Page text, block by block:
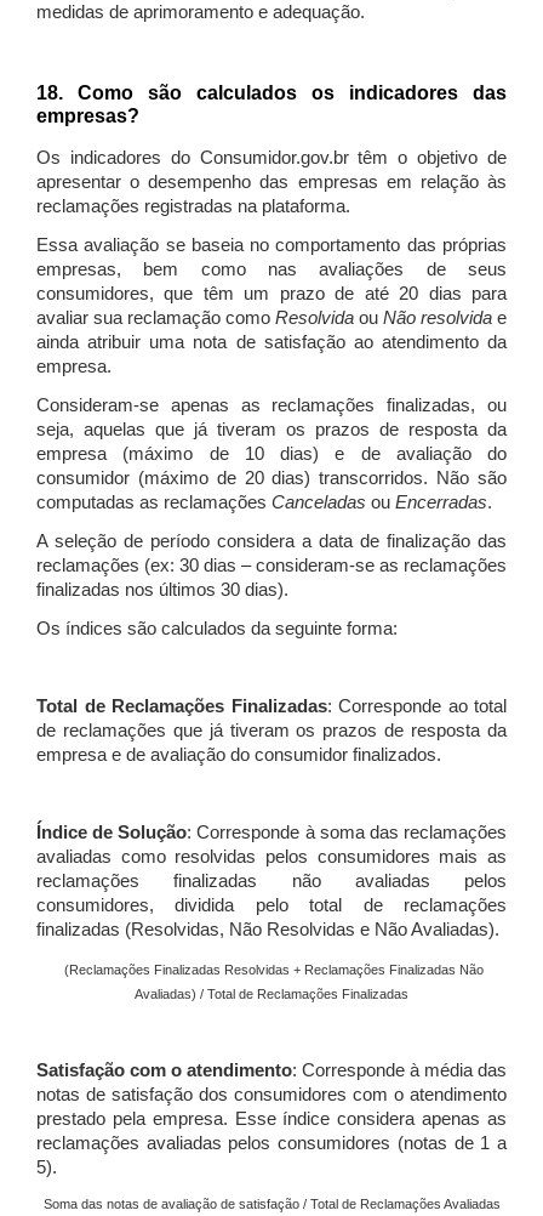
medidas de aprimoramento e adequação.
18. Como são calculados os indicadores das
empresas?
Os indicadores do Consumidor.gov.br têm o objetivo de
apresentar o desempenho das empresas em relação às
reclamações registradas na plataforma.
Essa avaliação se baseia no comportamento das próprias
empresas, bem como nas avaliações de seus
consumidores, que têm um prazo de até 20 dias para
avaliar sua reclamação como Resolvida ou Não resolvida e
ainda atribuir uma nota de satisfação ao atendimento da
empresa.
Consideram-se apenas as reclamações finalizadas, ou
seja, aquelas que já tiveram os prazos de resposta da
empresa (máximo de 10 dias) e de avaliação do
consumidor (máximo de 20 dias) transcorridos. Não são
computadas as reclamações Canceladas ou Encerradas.
A seleção de período considera a data de finalização das
reclamações (ex: 30 dias – consideram-se as reclamações
finalizadas nos últimos 30 dias).
Os índices são calculados da seguinte forma:
Total de Reclamações Finalizadas: Corresponde ao total
de reclamações que já tiveram os prazos de resposta da
empresa e de avaliação do consumidor finalizados.
Índice de Solução: Corresponde à soma das reclamações
avaliadas como resolvidas pelos consumidores mais as
reclamações finalizadas não avaliadas pelos
consumidores, dividida pelo total de reclamações
finalizadas (Resolvidas, Não Resolvidas e Não Avaliadas).
(Reclamações Finalizadas Resolvidas + Reclamações Finalizadas Não
Avaliadas) / Total de Reclamações Finalizadas
Satisfação com o atendimento: Corresponde à média das
notas de satisfação dos consumidores com o atendimento
prestado pela empresa. Esse índice considera apenas as
reclamações avaliadas pelos consumidores (notas de 1 a
5).
Soma das notas de avaliação de satisfação / Total de Reclamações Avaliadas